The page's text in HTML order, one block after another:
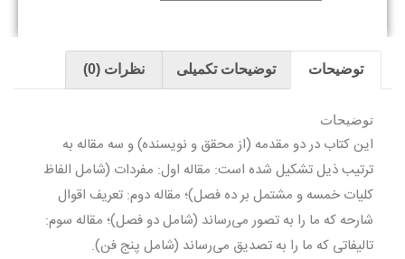
توضیحات توضیحات تکمیلی نظرات (0)
توضیحات
این کتاب در دو مقدمه (از محقق و نویسنده) و سه مقاله به
ترتیب ذیل تشکیل شده است: مقاله اول: مفردات (شامل الفاظ
کلیات خمسه و مشتمل بر ده فصل)؛ مقاله دوم: تعریف اقوال
شارحه که ما را به تصور می‌رساند (شامل دو فصل)؛ مقاله سوم:
تالیفاتی که ما را به تصدیق می‌رساند (شامل پنج فن).